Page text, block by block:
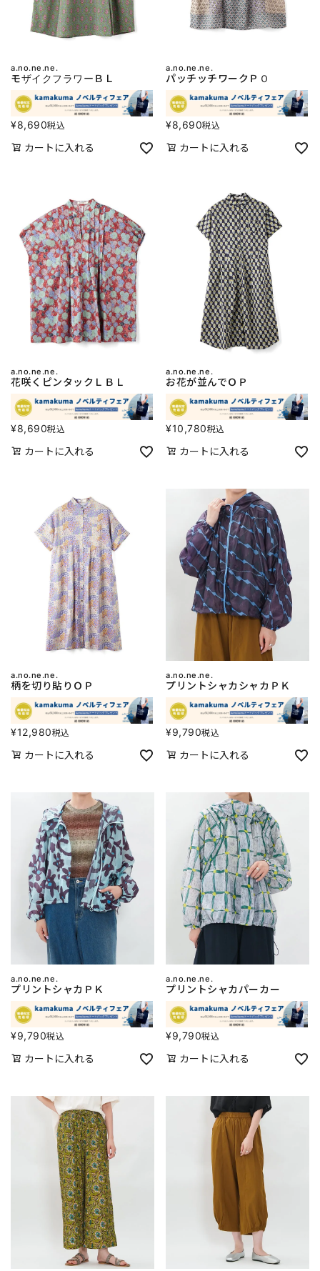
a.no.ne.ne.
モザイクフラワーＢＬ
¥8,690税込
カートに入れる
a.no.ne.ne.
パッチッチワークＰＯ
¥8,690税込
カートに入れる
a.no.ne.ne.
花咲くピンタックＬＢＬ
¥8,690税込
カートに入れる
a.no.ne.ne.
お花が並んでＯＰ
¥10,780税込
カートに入れる
a.no.ne.ne.
柄を切り貼りＯＰ
¥12,980税込
カートに入れる
a.no.ne.ne.
プリントシャカシャカＰＫ
¥9,790税込
カートに入れる
a.no.ne.ne.
プリントシャカＰＫ
¥9,790税込
カートに入れる
a.no.ne.ne.
プリントシャカパーカー
¥9,790税込
カートに入れる